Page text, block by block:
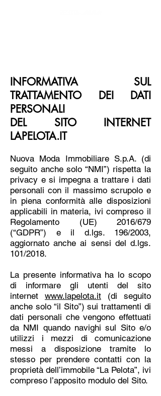
INFORMATIVA SUL
TRATTAMENTO DEI DATI
PERSONALI
DEL SITO INTERNET
LAPELOTA.IT
Nuova Moda Immobiliare S.p.A. (di
seguito anche solo “NMI”) rispetta la
privacy e si impegna a trattare i dati
personali con il massimo scrupolo e
in piena conformità alle disposizioni
applicabili in materia, ivi compreso il
Regolamento (UE) 2016/679
(“GDPR”) e il d.lgs. 196/2003,
aggiornato anche ai sensi del d.lgs.
101/2018.
La presente informativa ha lo scopo
di informare gli utenti del sito
internet www.lapelota.it (di seguito
anche solo “il Sito”) sui trattamenti di
dati personali che vengono effettuati
da NMI quando navighi sul Sito e/o
utilizzi i mezzi di comunicazione
messi a disposizione tramite lo
stesso per prendere contatti con la
proprietà dell’immobile “La Pelota”, ivi
compreso l’apposito modulo del Sito.